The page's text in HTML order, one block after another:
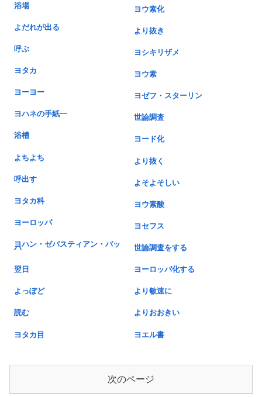
浴場 ヨウ素化
よだれが出る より抜き
呼ぶ ヨシキリザメ
ヨタカ ヨウ素
ヨーヨー ヨゼフ・スターリン
ヨハネの手紙一 世論調査
浴槽 ヨード化
よちよち より抜く
呼出す よそよそしい
ヨタカ科 ヨウ素酸
ヨーロッパ ヨセフス
ヨハン・ゼバスティアン・バッ
ハ 世論調査をする
翌日 ヨーロッパ化する
よっぽど より敏速に
読む よりおおきい
ヨタカ目 ヨエル書
次のページ